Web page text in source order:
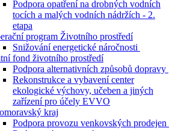
Podpora opatření na drobných vodních
tocích a malých vodních nádržích - 2.
etapa
program Životního prostředí
Snižování energetické náročnosti
fond životního prostředí
Podpora alternativních způsobů dopravy
Rekonstrukce a vybavení center
ekologické výchovy, učeben a jiných
zařízení pro účely EVVO
kraj
Podpora provozu venkovských prodejen